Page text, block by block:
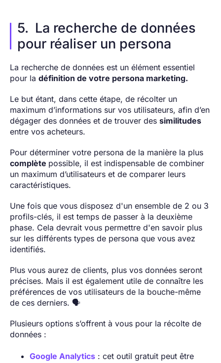
5. La recherche de données
pour réaliser un persona
La recherche de données est un élément essentiel
pour la définition de votre persona marketing.
Le but étant, dans cette étape, de récolter un
maximum d’informations sur vos utilisateurs, afin d’en
dégager des données et de trouver des similitudes
entre vos acheteurs.
Pour déterminer votre persona de la manière la plus
complète possible, il est indispensable de combiner
un maximum d’utilisateurs et de comparer leurs
caractéristiques.
Une fois que vous disposez d'un ensemble de 2 ou 3
profils-clés, il est temps de passer à la deuxième
phase. Cela devrait vous permettre d'en savoir plus
sur les différents types de persona que vous avez
identifiés.
Plus vous aurez de clients, plus vos données seront
précises. Mais il est également utile de connaître les
préférences de vos utilisateurs de la bouche-même
de ces derniers. 🗣️
Plusieurs options s’offrent à vous pour la récolte de
données :
Google Analytics : cet outil gratuit peut être